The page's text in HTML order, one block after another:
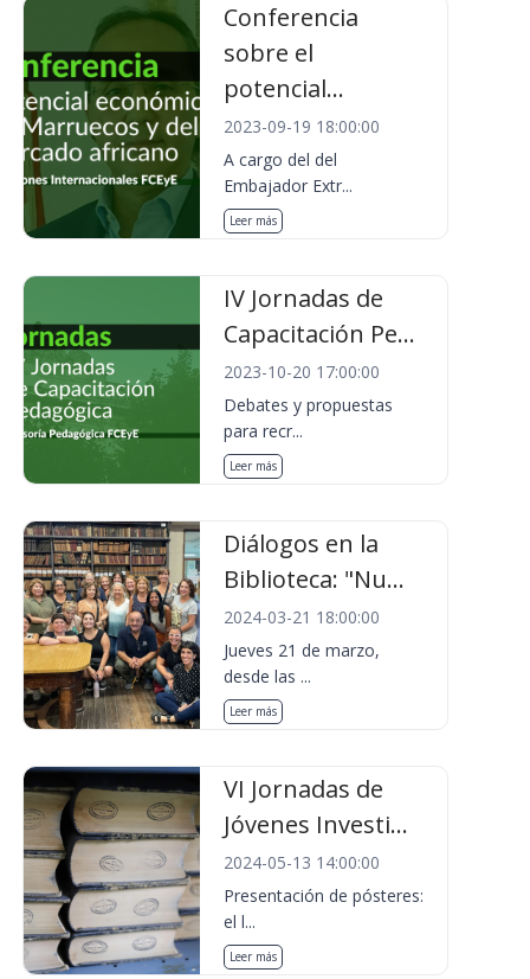
Conferencia
sobre el
potencial...
2023-09-19 18:00:00
A cargo del del
Embajador Extr...
Leer más
IV Jornadas de
Capacitación Pe...
2023-10-20 17:00:00
Debates y propuestas
para recr...
Leer más
Diálogos en la
Biblioteca: "Nu...
2024-03-21 18:00:00
Jueves 21 de marzo,
desde las ...
Leer más
VI Jornadas de
Jóvenes Investi...
2024-05-13 14:00:00
Presentación de pósteres:
el l...
Leer más